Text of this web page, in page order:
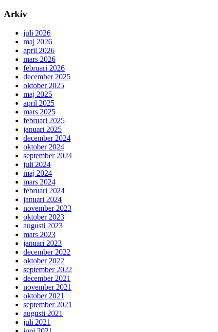
Arkiv
juli 2026
maj 2026
april 2026
mars 2026
februari 2026
december 2025
oktober 2025
maj 2025
april 2025
mars 2025
februari 2025
januari 2025
december 2024
oktober 2024
september 2024
juli 2024
maj 2024
mars 2024
februari 2024
januari 2024
november 2023
oktober 2023
augusti 2023
mars 2023
januari 2023
december 2022
oktober 2022
september 2022
december 2021
november 2021
oktober 2021
september 2021
augusti 2021
juli 2021